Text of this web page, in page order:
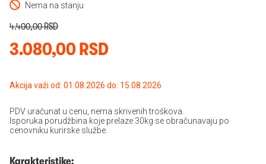
Nema na stanju
3.080,00 RSD
4.400,00 RSD
Akcija važi od: 01.08.2026 do: 15.08.2026
PDV uračunat u cenu, nema skrivenih troškova.
Isporuka porudžbina koje prelaze 30kg se obračunavaju po
cenovniku kurirske službe.
Karakteristike: